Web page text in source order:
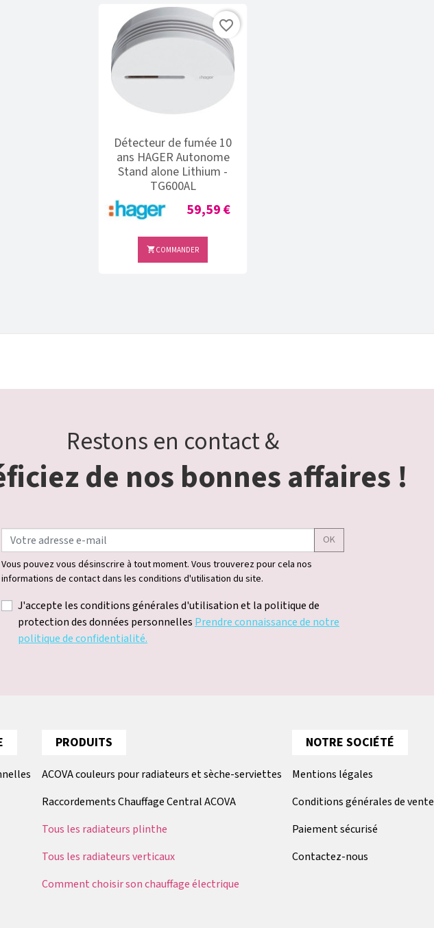
Détecteur de fumée 10
ans HAGER Autonome
Stand alone Lithium -
TG600AL
Prix
59,59 €
COMMANDER
favorite_border
Restons en contact &
de nos bonnes affaires !
OK
Vous pouvez vous désinscrire à tout moment. Vous trouverez pour cela nos
informations de contact dans les conditions d'utilisation du site.
J'accepte les conditions générales d'utilisation et la politique de
protection des données personnelles Prendre connaissance de notre
politique de confidentialité.
PRODUITS
ACOVA couleurs pour radiateurs et sèche-serviettes
Raccordements Chauffage Central ACOVA
Tous les radiateurs plinthe
Tous les radiateurs verticaux
Comment choisir son chauffage électrique
NOTRE SOCIÉTÉ
Mentions légales
Conditions générales de vente
Paiement sécurisé
Contactez-nous